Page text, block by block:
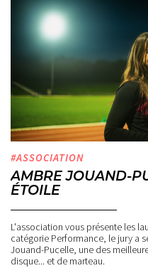
#ASSOCIATION
AMBRE JOUAND-
ÉTOILE
L'association vous présente les
catégorie Performance, le jury a
Jouand-Pucelle, une des
disque... et de marteau.